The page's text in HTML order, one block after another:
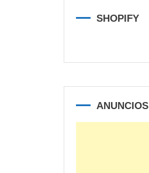
SHOPIFY
ANUNCIOS